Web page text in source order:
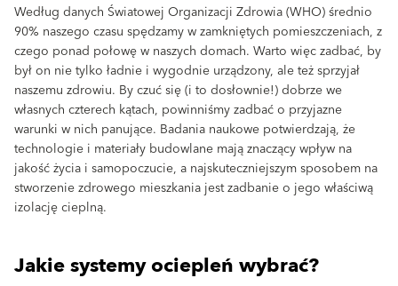
Według danych Światowej Organizacji Zdrowia (WHO) średnio
90% naszego czasu spędzamy w zamkniętych pomieszczeniach, z
czego ponad połowę w naszych domach. Warto więc zadbać, by
był on nie tylko ładnie i wygodnie urządzony, ale też sprzyjał
naszemu zdrowiu. By czuć się (i to dosłownie!) dobrze we
własnych czterech kątach, powinniśmy zadbać o przyjazne
warunki w nich panujące. Badania naukowe potwierdzają, że
technologie i materiały budowlane mają znaczący wpływ na
jakość życia i samopoczucie, a najskuteczniejszym sposobem na
stworzenie zdrowego mieszkania jest zadbanie o jego właściwą
izolację cieplną.
Jakie systemy ociepleń wybrać?